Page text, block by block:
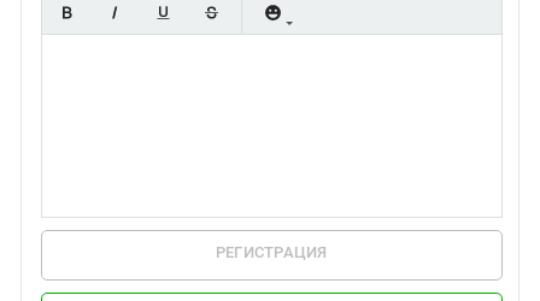
РЕГИСТРАЦИЯ